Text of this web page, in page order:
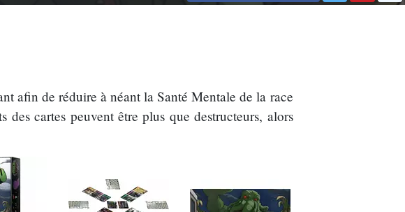
afin de réduire à néant la Santé Mentale de la race
cartes peuvent être plus que destructeurs, alors